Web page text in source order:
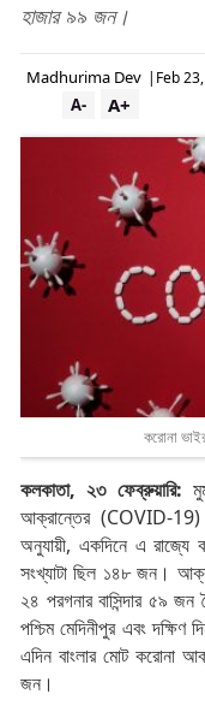
হাজার ৯৯ জন।
Madhurima Dev | Feb
A+
A-
করোনা
কলকাতা, ২৩ ফেব্রুয়ারি:
আক্রান্তের (COVID-19)
অনুযায়ী, একদিনে এ রাজ্যে
সংখ্যাটা ছিল ১৪৮ জন।
২৪ পরগনার বাসিন্দার ৫৯
পশ্চিম মেদিনীপুর এবং
এদিন বাংলার মোট করোনা
জন।